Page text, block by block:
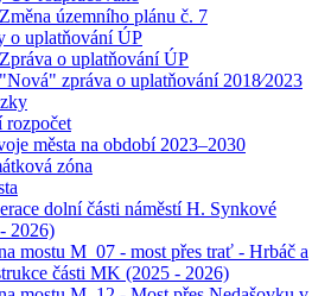
Změna územního plánu č. 7
o uplatňování ÚP
Zpráva o uplatňování ÚP
"Nová" zpráva o uplatňování 2018⁄2023
rozpočet
města na období 2023–2030
zóna
dolní části náměstí H. Synkové
2026)
mostu M_07 - most přes trať - Hrbáč a
části MK (2025 - 2026)